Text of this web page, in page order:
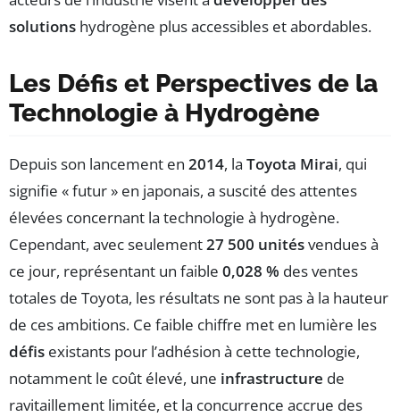
solutions hydrogène plus accessibles et abordables.
Les Défis et Perspectives de la
Technologie à Hydrogène
Depuis son lancement en 2014, la Toyota Mirai, qui
signifie « futur » en japonais, a suscité des attentes
élevées concernant la technologie à hydrogène.
Cependant, avec seulement27 500 unitésvendues à
ce jour, représentant un faible 0,028 % des ventes
totales de Toyota, les résultats ne sont pas à la hauteur
de ces ambitions. Ce faible chiffre met en lumière les
défis existants pour l’adhésion à cette technologie,
notamment le coût élevé, une infrastructure de
ravitaillement limitée, et la concurrence accrue des